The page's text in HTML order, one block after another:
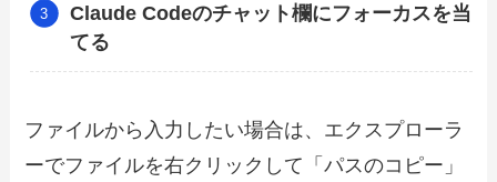
Claude Codeのチャット欄にフォーカスを当
てる
ファイルから入力したい場合は、エクスプローラ
ーでファイルを右クリックして「パスのコピー」